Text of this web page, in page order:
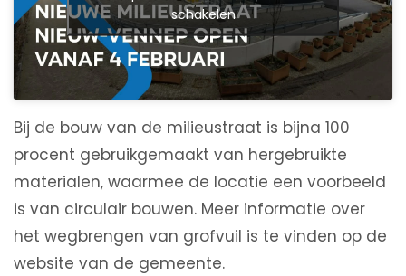
schakelen
Bij de bouw van de milieustraat is bijna 100
procent gebruikgemaakt van hergebruikte
materialen, waarmee de locatie een voorbeeld
is van circulair bouwen. Meer informatie over
het wegbrengen van grofvuil is te vinden op de
website van de gemeente.